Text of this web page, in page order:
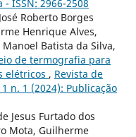
ISSN: 2966-2508
Roberto Borges
Henrique Alves,
Batista da Silva,
de termografia para
elétricos , Revista de
n. 1 (2024): Publicação
Jesus Furtado dos
Mota, Guilherme